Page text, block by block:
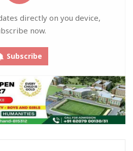
directly on you device,
now.
Subscribe